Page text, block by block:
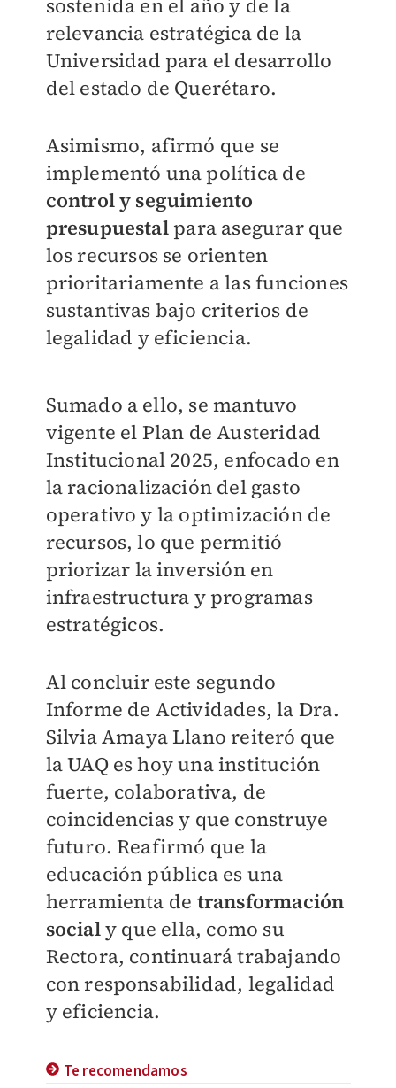
sostenida en el año y de la
relevancia estratégica de la
Universidad para el desarrollo
del estado de Querétaro.
Asimismo, afirmó que se
implementó una política de
control y seguimiento
presupuestalpara asegurar que
los recursos se orienten
prioritariamente a las funciones
sustantivas bajo criterios de
legalidad y eficiencia.
Sumado a ello, se mantuvo
vigente el Plan de Austeridad
Institucional 2025, enfocado en
la racionalización del gasto
operativo y la optimización de
recursos, lo que permitió
priorizar la inversión en
infraestructura y programas
estratégicos.
Al concluir este segundo
Informe de Actividades, la Dra.
Silvia Amaya Llano reiteró que
la UAQ es hoy una institución
fuerte, colaborativa, de
coincidencias y que construye
futuro. Reafirmó que la
educación pública es una
herramienta de transformación
socialy que ella, como su
Rectora, continuará trabajando
con responsabilidad, legalidad
y eficiencia.
Te recomendamos